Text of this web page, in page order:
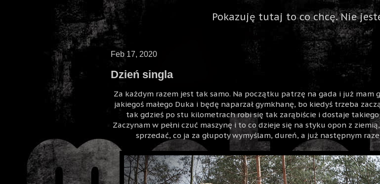
Pokazuję tutaj to co chcę. Nie
Feb 17, 2020
Dzień singla
Za każdym razem jest tak samo. Na początku patrzę na gada i już mam
jakiegoś małego Duka i będę naparzał gymkhanę, bo kiedyś trzeba
tak gdzieś po stu kilometrach robi się tak zarąbiście i dostaje
Zaczynam w pełni czuć maszynę i to co dzieje się na styku opon z
sprzedać, co ja za głupoty wymyślam, dureń, a już następnym